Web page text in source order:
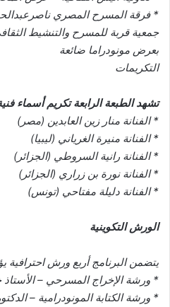
* فرقة المسرح المصري
جمعية قربة للمسرح والتنشيط
بعرض مونودراما ضائعة
التكريمات
تشهد الطبعة الرابعة تكريم أسماء
* الفنانة منار زين العابدين (مصر)
* الفنانة منيرة الغرياني (ليبيا)
* الفنانة رانية السروطي (الجزائر)
* الفنانة نورة بن زراري (الجزائر)
* الفنانة دليلة مفتاحي (تونس)
الورش التكوينية
يتضمن البرنامج أربع ورش احترافية
* ورشة الإخراج المسرحي –
* ورشة الكتابة المونودرامية –